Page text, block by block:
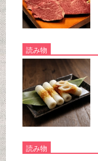
読み物
読み物